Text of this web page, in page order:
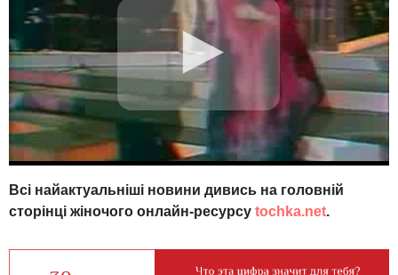
Всі найактуальніші новини дивись на головній
сторінці жіночого онлайн-ресурсу tochka.net.